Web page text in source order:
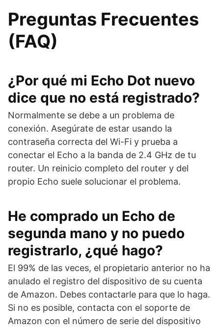
Preguntas Frecuentes
(FAQ)
¿Por qué mi Echo Dot nuevo
dice que no está registrado?
Normalmente se debe a un problema de
conexión. Asegúrate de estar usando la
contraseña correcta del Wi-Fi y prueba a
conectar el Echo a la banda de 2.4 GHz de tu
router. Un reinicio completo del router y del
propio Echo suele solucionar el problema.
He comprado un Echo de
segunda mano y no puedo
registrarlo, ¿qué hago?
El 99% de las veces, el propietario anterior no ha
anulado el registro del dispositivo de su cuenta
de Amazon. Debes contactarle para que lo haga.
Si no es posible, contacta con el soporte de
Amazon con el número de serie del dispositivo